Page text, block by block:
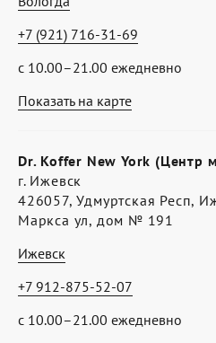
Показать на карте
с 10.00–21.00 ежедневно
+7 (921) 716-31-69
Dr. Koffer New York (Центр
г. Ижевск
426057, Удмуртская Респ,
Маркса ул, дом № 191
Ижевск
с 10.00–21.00 ежедневно
+7 912-875-52-07